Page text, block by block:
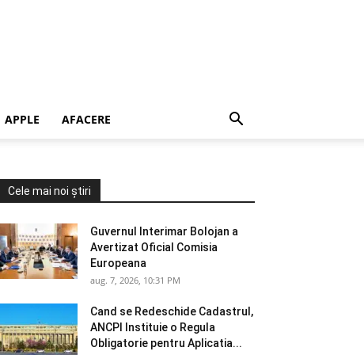
APPLE AFACERE
Cele mai noi știri
Guvernul Interimar Bolojan a
Avertizat Oficial Comisia
Europeana
aug. 7, 2026, 10:31 PM
Cand se Redeschide Cadastrul,
ANCPI Instituie o Regula
Obligatorie pentru Aplicatia...